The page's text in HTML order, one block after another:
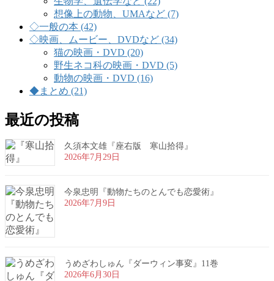
想像上の動物、UMAなど (7)
◇一般の本 (42)
◇映画、ムービー、DVDなど (34)
猫の映画・DVD (20)
野生ネコ科の映画・DVD (5)
動物の映画・DVD (16)
◆まとめ (21)
最近の投稿
久須本文雄『座右版 寒山拾得』
2026年7月29日
今泉忠明『動物たちのとんでも恋愛術』
2026年7月9日
うめざわしゅん『ダーウィン事変』11巻
2026年6月30日